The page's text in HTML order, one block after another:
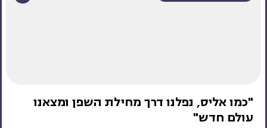
"כמו אליס, נפלנו דרך מחילת השפן ומצאנו
עולם חדש"